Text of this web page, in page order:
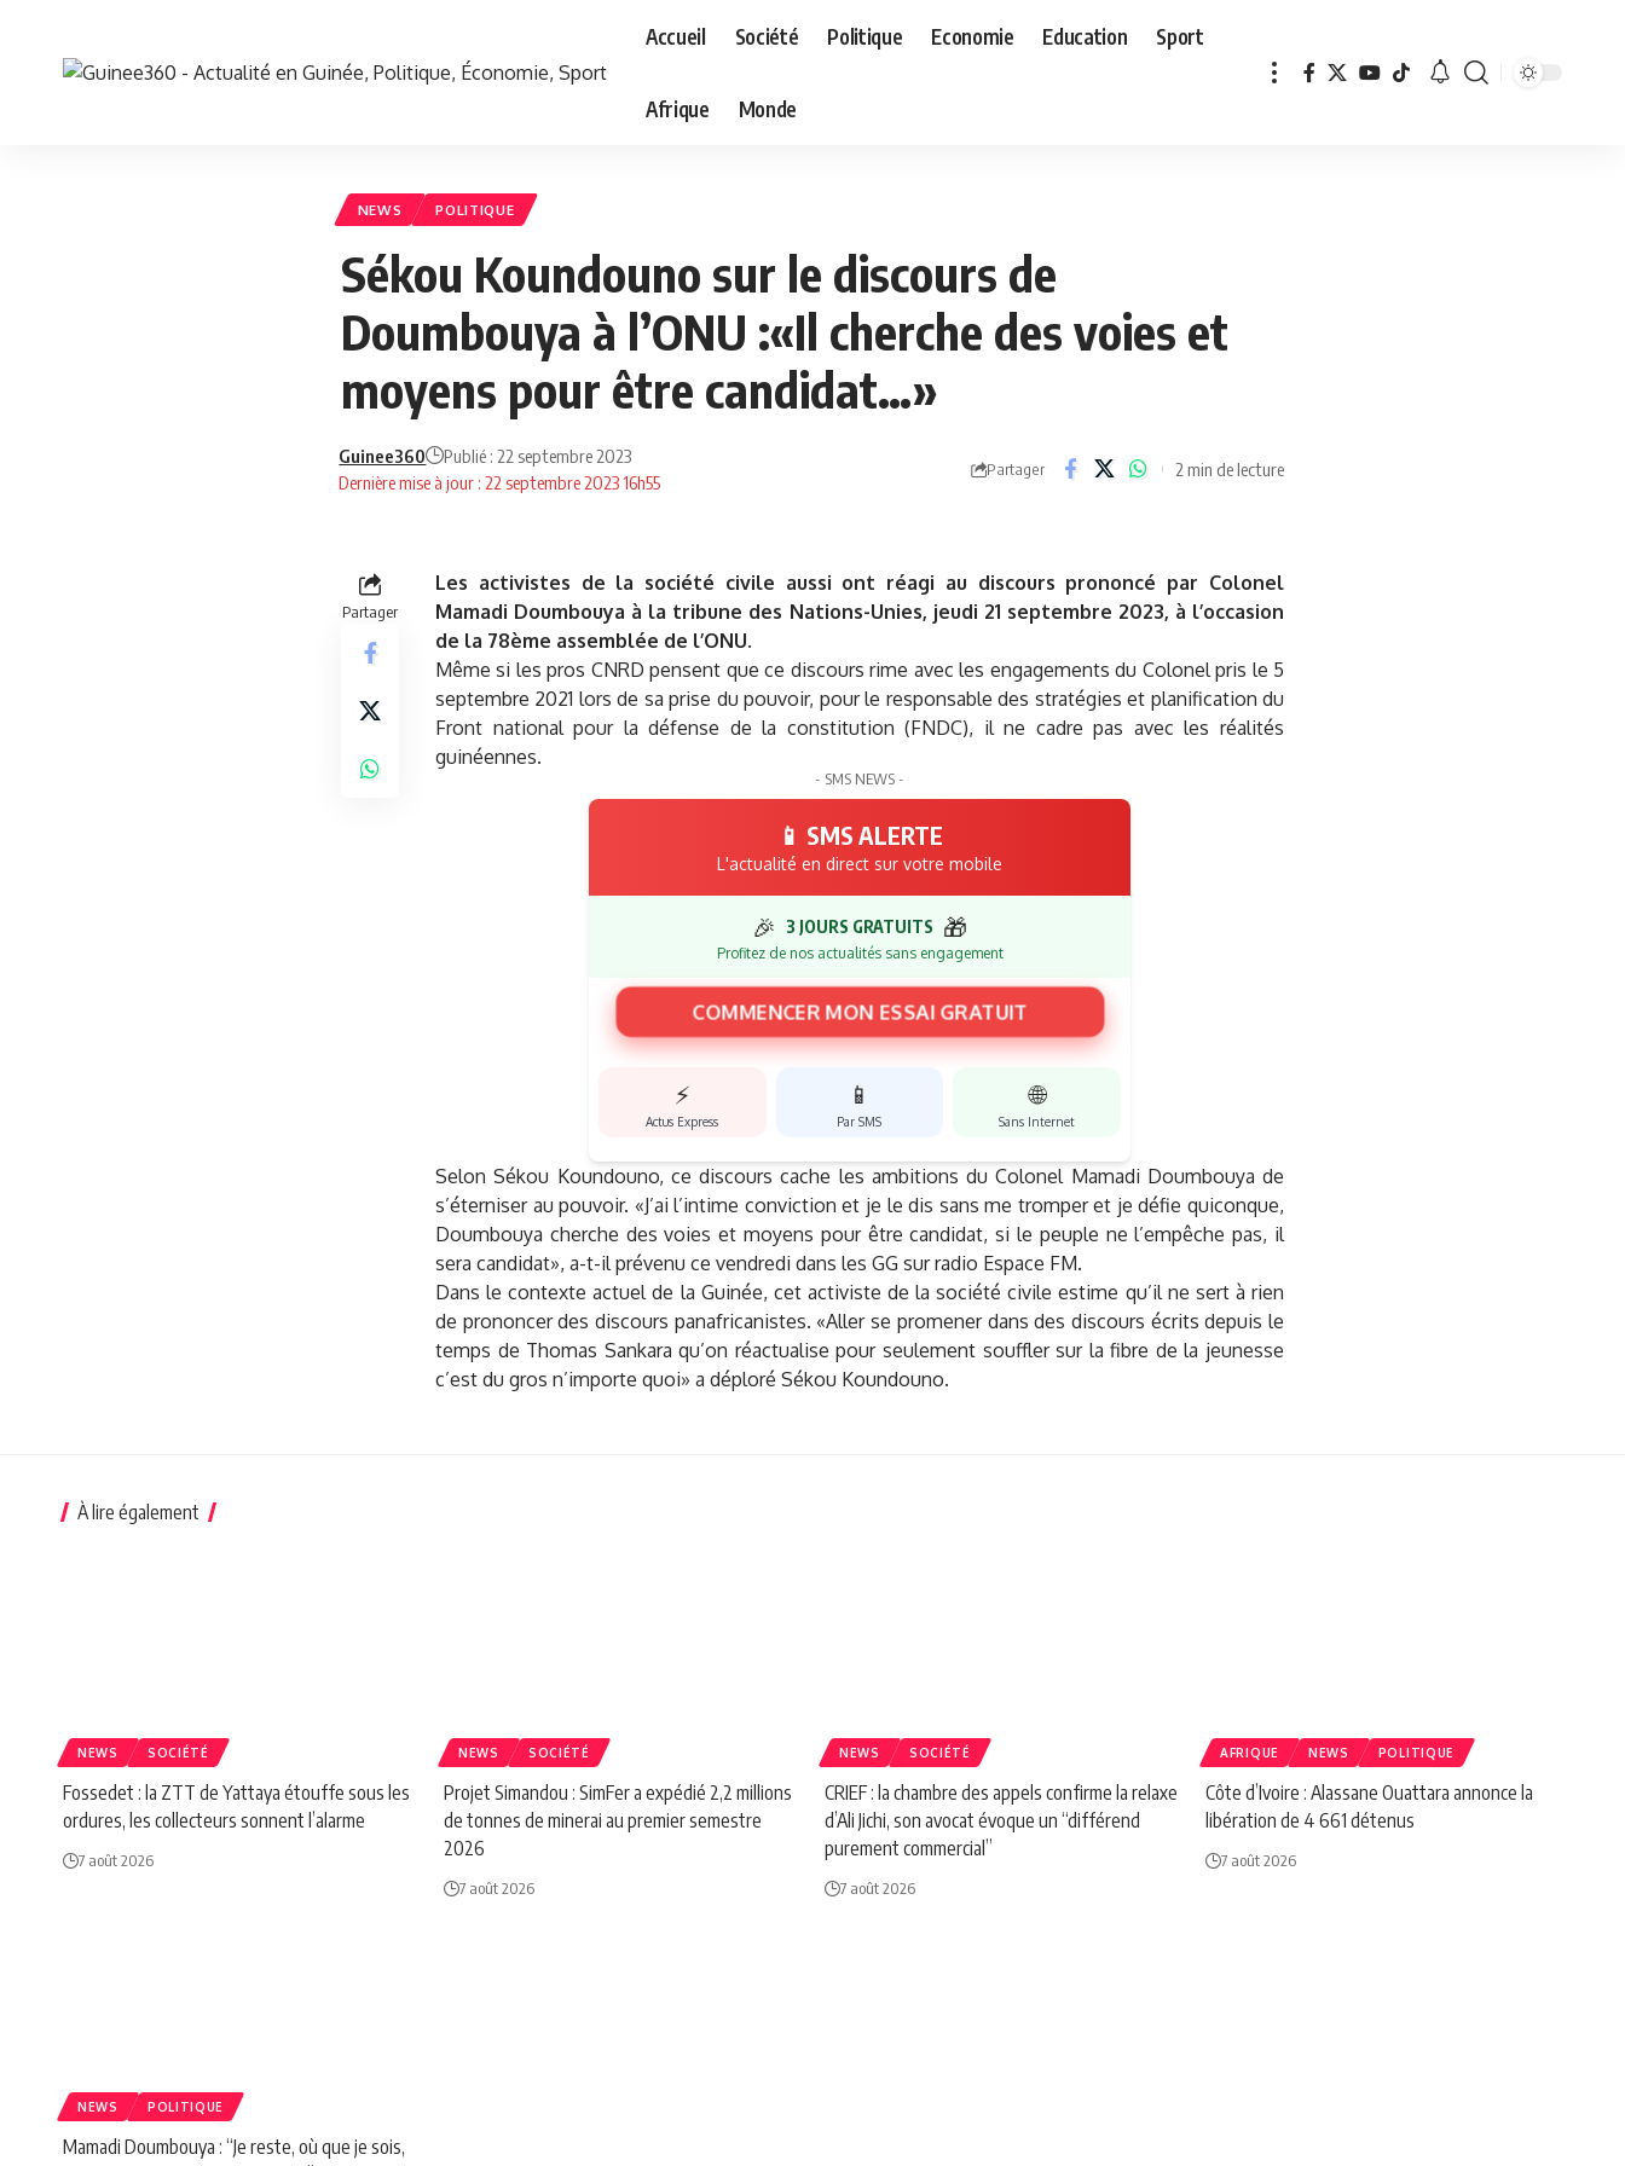
Accueil Société Politique Economie Education Sport
Afrique Monde
NEWS POLITIQUE
Sékou Koundouno sur le discours de
Doumbouya à l’ONU :«Il cherche des voies et
moyens pour être candidat…»
Dernière mise à jour : 22 septembre 2023 16h55
Guinee360 Publié : 22 septembre 2023
Partager 2 min de lecture
Partager
Les activistes de la société civile aussi ont réagi au discours prononcé par Colonel
Mamadi Doumbouya à la tribune des Nations-Unies, jeudi 21 septembre 2023, à l’occasion
de la 78ème assemblée de l’ONU.
Même si les pros CNRD pensent que ce discours rime avec les engagements du Colonel pris le 5
septembre 2021 lors de sa prise du pouvoir, pour le responsable des stratégies et planification du
Front national pour la défense de la constitution (FNDC), il ne cadre pas avec les réalités
guinéennes.
- SMS NEWS -
📱 SMS ALERTE
L'actualité en direct sur votre mobile
🎉 3 JOURS GRATUITS 🎁
Profitez de nos actualités sans engagement
COMMENCER MON ESSAI GRATUIT
⚡
Actus Express
📱
Par SMS
🌐
Sans Internet
Selon Sékou Koundouno, ce discours cache les ambitions du Colonel Mamadi Doumbouya de
s’éterniser au pouvoir. «J’ai l’intime conviction et je le dis sans me tromper et je défie quiconque,
Doumbouya cherche des voies et moyens pour être candidat, si le peuple ne l’empêche pas, il
sera candidat», a-t-il prévenu ce vendredi dans les GG sur radio Espace FM.
Dans le contexte actuel de la Guinée, cet activiste de la société civile estime qu’il ne sert à rien
de prononcer des discours panafricanistes. «Aller se promener dans des discours écrits depuis le
temps de Thomas Sankara qu’on réactualise pour seulement souffler sur la fibre de la jeunesse
c’est du gros n’importe quoi» a déploré Sékou Koundouno.
À lire également
NEWS SOCIÉTÉ
Fossedet : la ZTT de Yattaya étouffe sous les
ordures, les collecteurs sonnent l’alarme
7 août 2026
NEWS SOCIÉTÉ
Projet Simandou : SimFer a expédié 2,2 millions
de tonnes de minerai au premier semestre
2026
7 août 2026
NEWS SOCIÉTÉ
CRIEF : la chambre des appels confirme la relaxe
d’Ali Jichi, son avocat évoque un “différend
purement commercial”
7 août 2026
AFRIQUE NEWS POLITIQUE
Côte d’Ivoire : Alassane Ouattara annonce la
libération de 4 661 détenus
7 août 2026
NEWS POLITIQUE
Mamadi Doumbouya : “Je reste, où que je sois,